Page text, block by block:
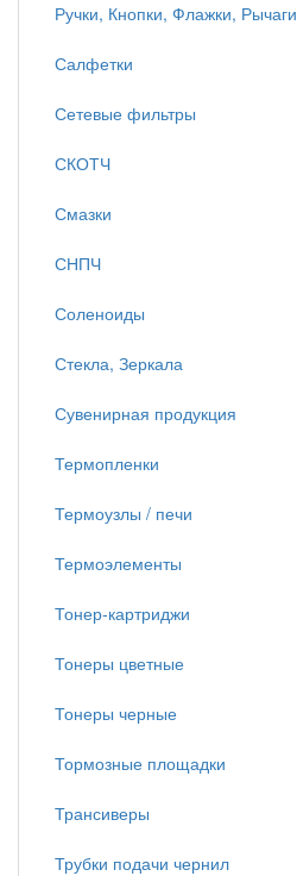
Ручки, Кнопки, Флажки, Рычаги
Салфетки
Сетевые фильтры
СКОТЧ
Смазки
СНПЧ
Соленоиды
Стекла, Зеркала
Сувенирная продукция
Термопленки
Термоузлы / печи
Термоэлементы
Тонер-картриджи
Тонеры цветные
Тонеры черные
Тормозные площадки
Трансиверы
Трубки подачи чернил